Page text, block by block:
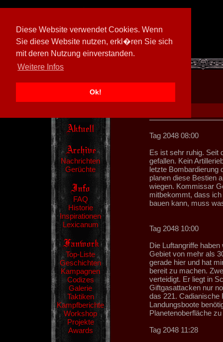
Diese Website verwendet Cookies. Wenn
Sie diese Website nutzen, erkl�ren Sie sich
mit deren Nutzung einverstanden.
Weitere Infos
Ok!
[ 605026/M3]
Nachrichten
Gerüchte
FAQ
Historie
Inspirationen
Lexicanum
Top-Liste
Geschichten
Kampagnen
Codizes
Galerie
Taktiken
Kampfberichte
Workshop
Projekte
Awards
Tag 2048 08:00
Es ist sehr ruhig. Seit
gefallen. Kein
letzte Bombardierung
planen diese Bestien
wiegen. Kommissar
mitbekommt, dass
bauen kann, muss
Tag 2048 10:00
Die Luftangriffe
Gebiet von mehr als
gerade hier und hat
bereit zu machen.
verteidigt. Er liegt in
Giftgasattacken nur
das 221. Cadianische
Landungsboote
Planetenoberfläche
Tag 2048 11:28